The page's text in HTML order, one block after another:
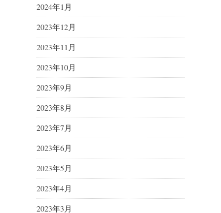
2024年1月
2023年12月
2023年11月
2023年10月
2023年9月
2023年8月
2023年7月
2023年6月
2023年5月
2023年4月
2023年3月